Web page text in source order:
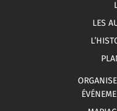
LES